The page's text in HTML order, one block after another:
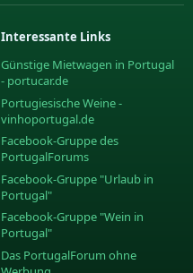
Interessante Links
Günstige Mietwagen in Portugal
- portucar.de
Portugiesische Weine -
vinhoportugal.de
Facebook-Gruppe des
PortugalForums
Facebook-Gruppe "Urlaub in
Portugal"
Facebook-Gruppe "Wein in
Portugal"
Das PortugalForum ohne